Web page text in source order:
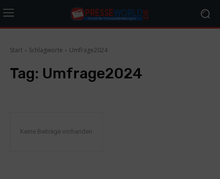
Start Schlagworte Umfrage2024
Tag: Umfrage2024
Keine Beiträge vorhanden